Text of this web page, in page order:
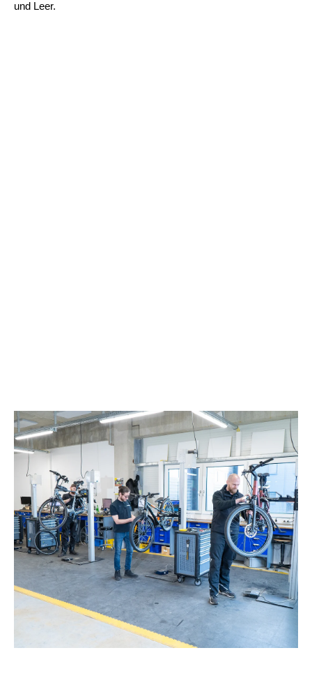
und Leer.